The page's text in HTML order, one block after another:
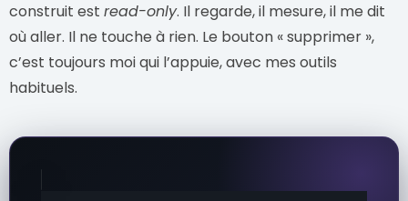
construit est read-only. Il regarde, il mesure, il me dit
où aller. Il ne touche à rien. Le bouton « supprimer »,
c’est toujours moi qui l’appuie, avec mes outils
habituels.